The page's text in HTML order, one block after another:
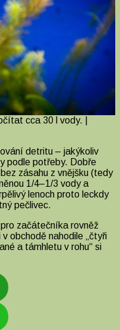
cca 30 l vody. |
detritu – jakýkoliv
podle potřeby. Dobře
zásahu z vnějšku (tedy
1/4–1/3 vody a
lenoch proto leckdy
pečlivec.
začátečníka rovněž
obchodě nahodile „čtyři
a támhletu v rohu“ si